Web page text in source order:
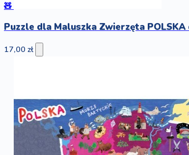
🧸
Puzzle dla Maluszka Zwierzęta
17,00 zł